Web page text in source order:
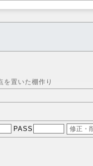
を置いた棚作り
PASS